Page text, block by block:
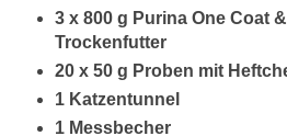
3 x 800 g Purina One Coat &
Trockenfutter
20 x 50 g Proben mit
1 Katzentunnel
1 Messbecher